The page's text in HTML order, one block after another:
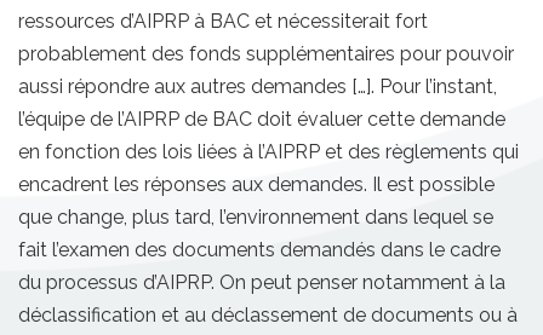
ressources d’AIPRP à BAC et nécessiterait fort
probablement des fonds supplémentaires pour pouvoir
aussi répondre aux autres demandes […]. Pour l’instant,
l’équipe de l’AIPRP de BAC doit évaluer cette demande
en fonction des lois liées à l’AIPRP et des règlements qui
encadrent les réponses aux demandes. Il est possible
que change, plus tard, l’environnement dans lequel se
fait l’examen des documents demandés dans le cadre
du processus d’AIPRP. On peut penser notamment à la
déclassification et au déclassement de documents ou à